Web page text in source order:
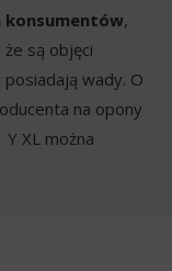
konsumentów,
są objęci
wady. O
na opony
XL można